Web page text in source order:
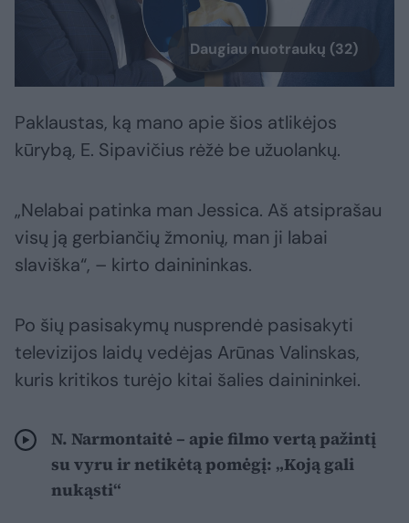
Daugiau nuotraukų (32)
Paklaustas, ką mano apie šios atlikėjos
kūrybą, E. Sipavičius rėžė be užuolankų.
„Nelabai patinka man Jessica. Aš atsiprašau
visų ją gerbiančių žmonių, man ji labai
slaviška“, – kirto dainininkas.
Po šių pasisakymų nusprendė pasisakyti
televizijos laidų vedėjas Arūnas Valinskas,
kuris kritikos turėjo kitai šalies dainininkei.
N. Narmontaitė – apie filmo vertą pažintį
su vyru ir netikėtą pomėgį: „Koją gali
nukąsti“